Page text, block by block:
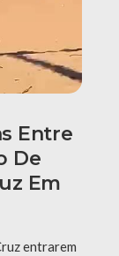
Entre
De
Em
entrarem